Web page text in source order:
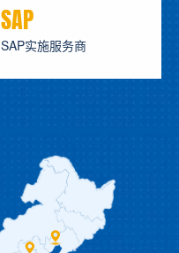
SAP
SAP实施服务商